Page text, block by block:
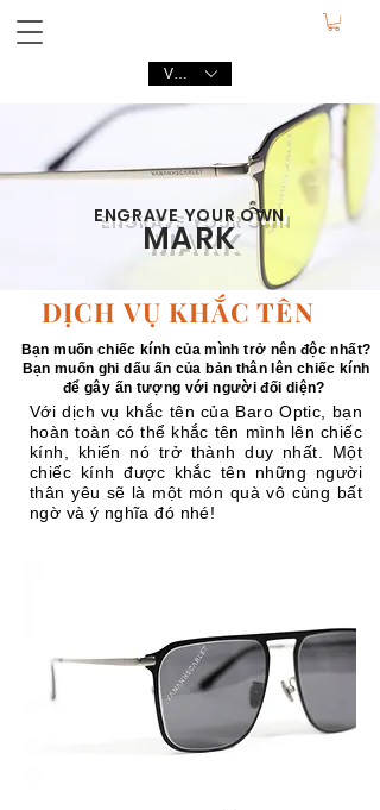
VND (₫)
ENGRAVEYOUR OWN
MARK
DỊCH VỤ KHẮC TÊN
Bạn muốn chiếc kính của mình trở nên độc nhất?
Bạn muốn ghi dấu ấn của bản thân lên chiếc kính
để gây ấn tượng với người đối diện?
Với dịch vụ khắc tên của Baro Optic, bạn
hoàn toàn có thể khắc tên mình lên chiếc
kính, khiến nó trở thành duy nhất. Một
chiếc kính được khắc tên những người
thân yêu sẽ là một món quà vô cùng bất
ngờ và ý nghĩa đó nhé!